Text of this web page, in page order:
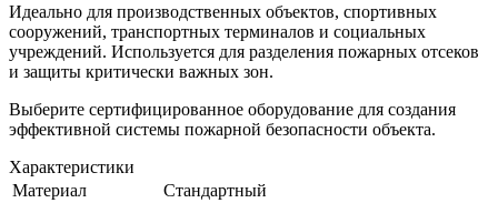
Идеально для производственных объектов, спортивных
сооружений, транспортных терминалов и социальных
учреждений. Используется для разделения пожарных отсеков
и защиты критически важных зон.
Выберите сертифицированное оборудование для создания
эффективной системы пожарной безопасности объекта.
Характеристики
Материал
Стандартный